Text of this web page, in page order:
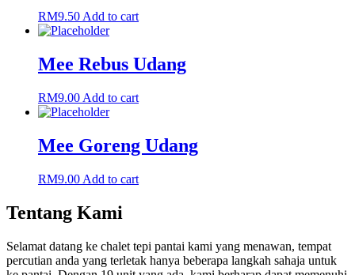
RM9.50 Add to cart
Mee Rebus Udang
RM9.00 Add to cart
Mee Goreng Udang
RM9.00 Add to cart
Tentang Kami
Selamat datang ke chalet tepi pantai kami yang menawan, tempat
percutian anda yang terletak hanya beberapa langkah sahaja untuk